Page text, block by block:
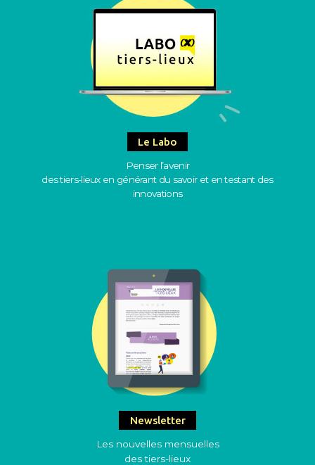
Le Labo
Penser l’avenir
des tiers-lieux en générant du savoir et en testant des
innovations
Newsletter
Les nouvelles mensuelles
des tiers-lieux